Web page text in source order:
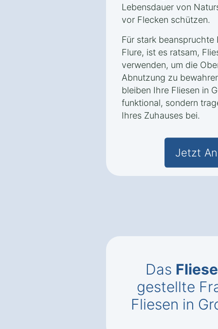
Lebensdauer von
vor Flecken schützen.
Für stark
Flure, ist es ratsam,
verwenden, um die
Abnutzung zu
bleiben Ihre Fliesen in
funktional, sondern
Ihres Zuhauses bei.
Jetzt
Das
gestellte
Fliesen in